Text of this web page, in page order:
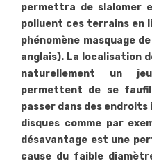
permettra de slalomer
polluent ces terrains en
phénomène masquage
anglais). La localisation
naturellement un
permettent de se
passer dans des endroits
disques comme par
désavantage est une
cause du faible